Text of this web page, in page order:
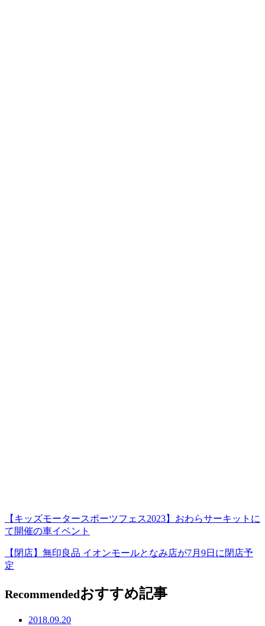
【キッズモータースポーツフェス2023】おわらサーキットに
て開催の車イベント
【閉店】無印良品 イオンモールとなみ店が7月9日に閉店予
定
Recommendedおすすめ記事
2018.09.20